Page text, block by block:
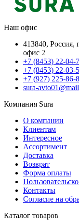
Наш офис
413840, Россия,
офис 2
+7 (8453) 22-04-
+7 (8453) 22-03-
+7 (927) 225-86-
sura-
Компания Sura
О компании
Клиентам
Интересное
Ассортимент
Доставка
Возврат
Форма оплаты
Контакты
Согласие на
Каталог товаров